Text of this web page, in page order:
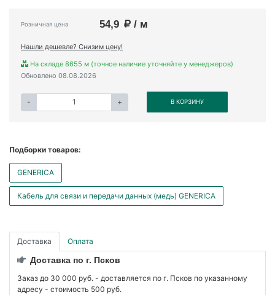
Розничная цена 54,9 / м
Нашли дешевле? Снизим цену!
На складе 8655 м (точное наличие уточняйте у менеджеров)
Обновлено 08.08.2026
- + В КОРЗИНУ
Подборки товаров:
GENERICA
Кабель для связи и передачи данных (медь) GENERICA
Доставка Оплата
Доставка по г. Псков
Заказ до 30 000 руб. - доставляется по г. Псков по указанному
адресу - стоимость 500 руб.